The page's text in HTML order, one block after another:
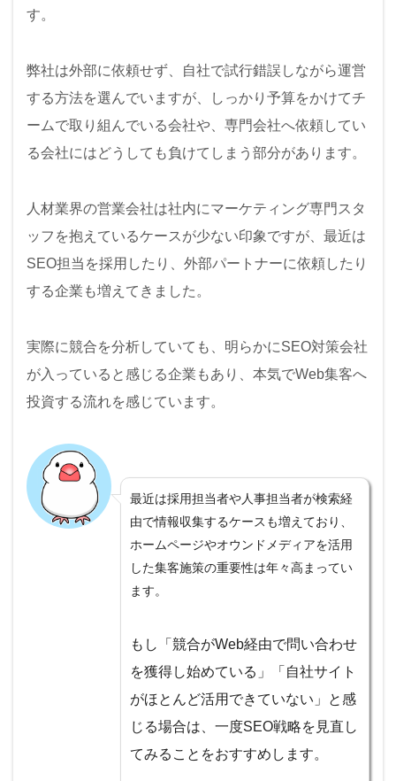
す。
弊社は外部に依頼せず、自社で試行錯誤しながら運営
する方法を選んでいますが、しっかり予算をかけてチ
ームで取り組んでいる会社や、専門会社へ依頼してい
る会社にはどうしても負けてしまう部分があります。
人材業界の営業会社は社内にマーケティング専門スタ
ッフを抱えているケースが少ない印象ですが、最近は
SEO担当を採用したり、外部パートナーに依頼したり
する企業も増えてきました。
実際に競合を分析していても、明らかにSEO対策会社
が入っていると感じる企業もあり、本気でWeb集客へ
投資する流れを感じています。
最近は採用担当者や人事担当者が検索経
由で情報収集するケースも増えており、
ホームページやオウンドメディアを活用
した集客施策の重要性は年々高まってい
ます。
もし「競合がWeb経由で問い合わせ
を獲得し始めている」「自社サイト
がほとんど活用できていない」と感
じる場合は、一度SEO戦略を見直し
てみることをおすすめします。